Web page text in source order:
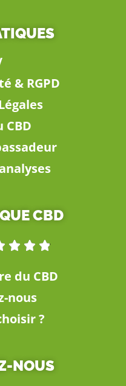
& RGPD
CBD
CBD
  
du CBD
nous
?
NOUS